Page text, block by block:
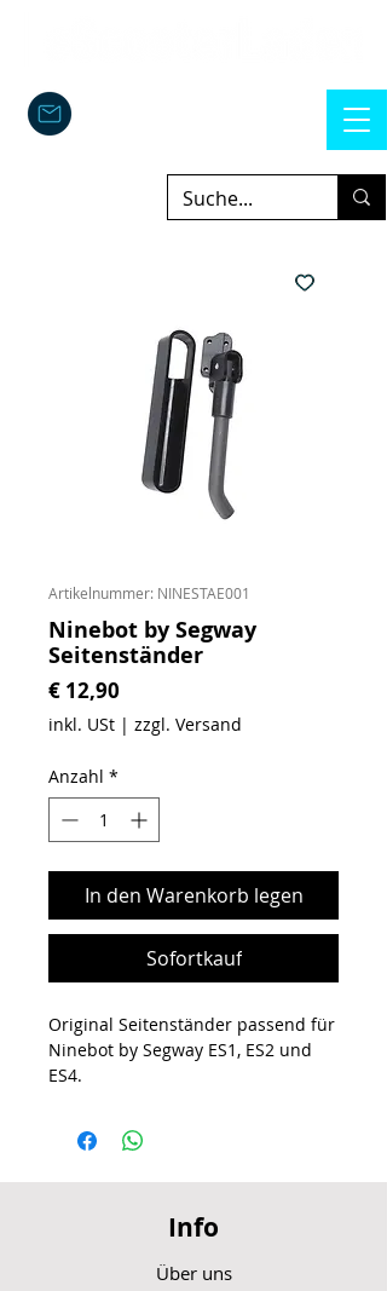
Artikelnummer: NINESTAE001
Ninebot by Segway
Seitenständer
€ 12,90
inkl. USt | zzgl. Versand
Anzahl *
In den Warenkorb legen
Sofortkauf
Original Seitenständer passend für
Ninebot by Segway ES1, ES2 und
ES4.
Info
Über uns